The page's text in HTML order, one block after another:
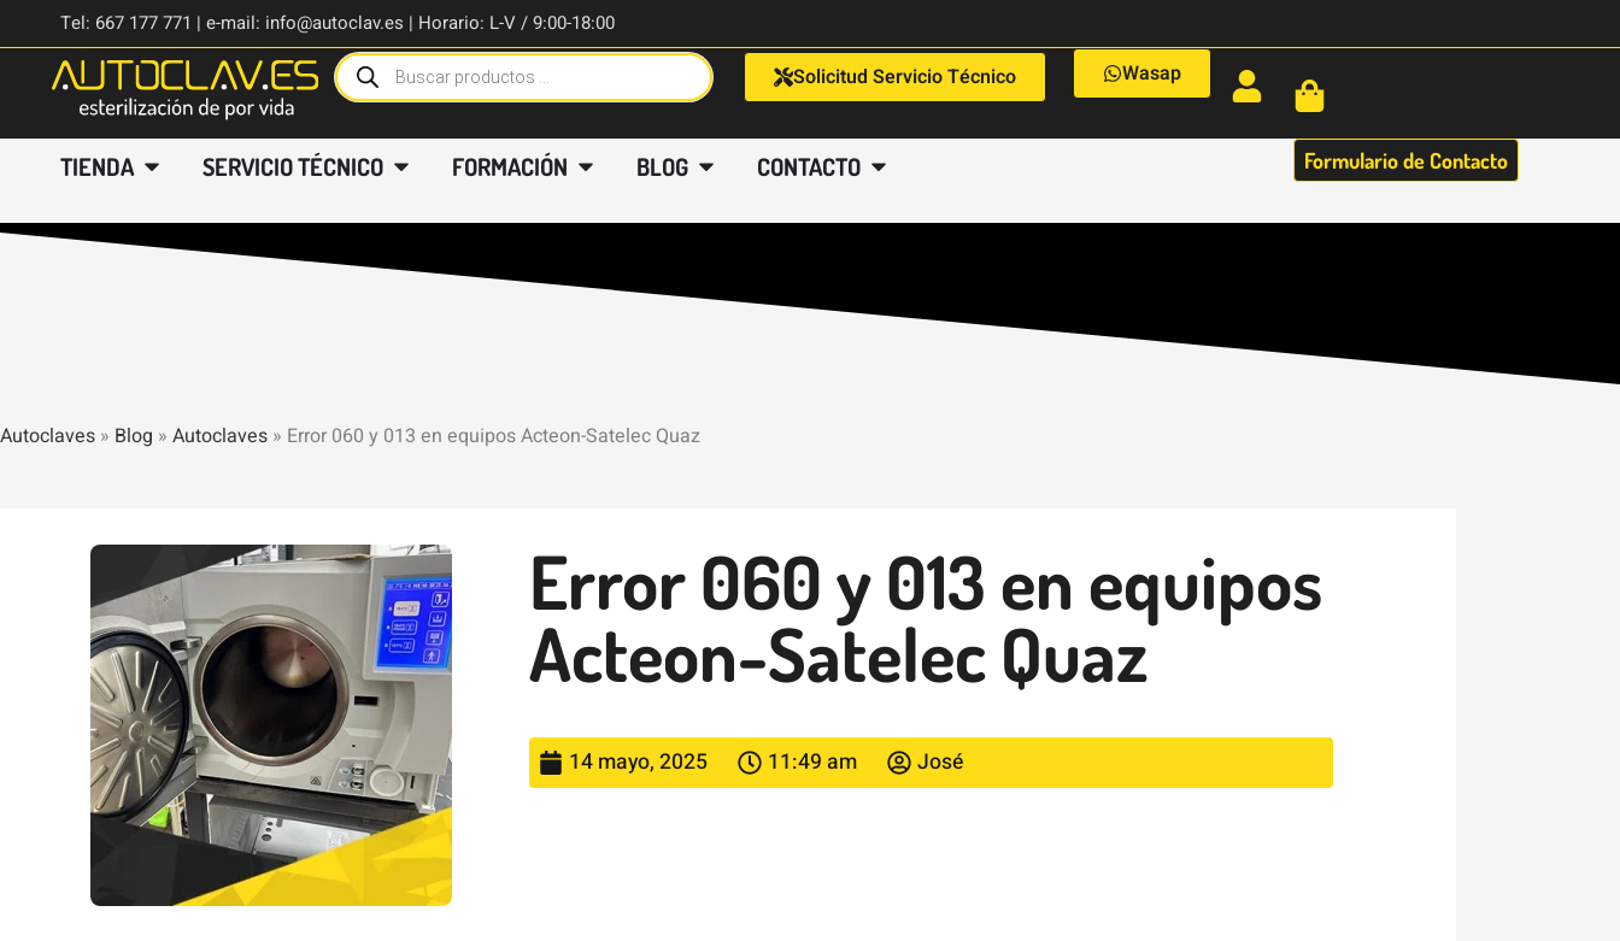
Tel: 667 177 771 | e-mail: info@autoclav.es | Horario: L-V / 9:00-18:00
Solicitud Servicio Técnico Wasap
TIENDA SERVICIO TÉCNICO FORMACIÓN BLOG CONTACTO Formulario de Contacto
Autoclaves » Blog » Autoclaves » Error 060 y 013 en equipos Acteon-Satelec Quaz
Error 060 y 013 en equipos
Acteon-Satelec Quaz
14 mayo, 2025 11:49 am José